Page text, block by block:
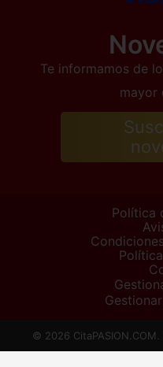
Te informamos de
mayor
Política
© 2026